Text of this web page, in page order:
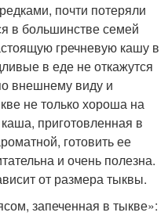
почти потеряли
в большинстве семей
гречневую кашу в
в еде не откажутся
внешнему виду и
не только хороша на
приготовленная в
готовить ее
и очень полезна.
от размера тыквы.
запеченная в тыкве»: